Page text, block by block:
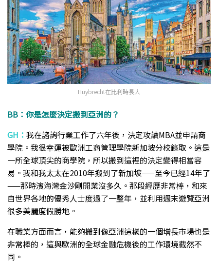
Huybrecht在比利時長大
BB：你是怎麼決定搬到亞洲的？
GH： 我在諮詢行業工作了六年後，決定攻讀MBA並申請商
學院。我很幸運被歐洲工商管理學院新加坡分校錄取。這是
一所全球頂尖的商學院，所以搬到這裡的決定變得相當容
易。我和我太太在2010年搬到了新加坡——至今已經14年了
——那時濱海灣金沙剛開業沒多久。那段經歷非常棒，和來
自世界各地的優秀人士度過了一整年，並利用週末遊覽亞洲
很多美麗度假勝地。
在職業方面而言，能夠搬到像亞洲這樣的一個增長市場也是
非常棒的，這與歐洲的全球金融危機後的工作環境截然不
同。